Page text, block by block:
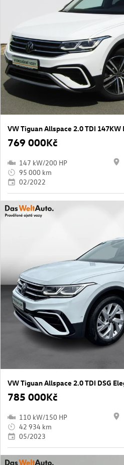
769 000Kč
147 kW/200 HP
95 000 km
02/2022
785 000Kč
110 kW/150 HP
42 934 km
05/2023